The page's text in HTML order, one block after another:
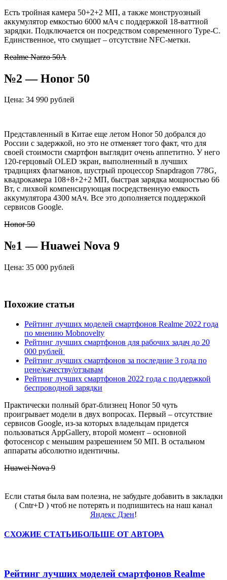
Есть тройная камера 50+2+2 МП, а также монструозный
аккумулятор емкостью 6000 мАч с поддержкой 18-ваттной
зарядки. Подключается он посредством современного Type-C.
Единственное, что смущает – отсутствие NFC-метки.
Realme Narzo 50A
№2 — Honor 50
Цена: 34 990 рублей
Представленный в Китае еще летом Honor 50 добрался до
России с задержкой, но это не отменяет того факт, что для
своей стоимости смартфон выглядит очень аппетитно. У него
120-герцовый OLED экран, выполненный в лучших
традициях флагманов, шустрый процессор Snapdragon 778G,
квадрокамера 108+8+2+2 МП, быстрая зарядка мощностью 66
Вт, с лихвой компенсирующая посредственную емкость
аккумулятора 4300 мАч. Все это дополняется поддержкой
сервисов Google.
Honor 50
№1 — Huawei Nova 9
Цена: 35 000 рублей
Похожие статьи
Рейтинг лучших моделей смартфонов Realme 2022 года
по мнению Mobnovelty
Рейтинг лучших смартфонов для рабочих задач до 20
000 рублей
Рейтинг лучших смартфонов за последние 3 года по
цене/качеству/отзывам
Рейтинг лучших смартфонов 2022 года с поддержкой
беспроводной зарядки
Практически полный брат-близнец Honor 50 чуть
проигрывает модели в двух вопросах. Первый – отсутствие
сервисов Google, из-за которых владельцам придется
пользоваться AppGallery, второй момент – основной
фотосенсор с меньшим разрешением 50 МП. В остальном
аппараты абсолютно идентичны.
Huawei Nova 9
Если статья была вам полезна, не забудьте добавить в закладки
( Cntr+D ) чтоб не потерять и подпишитесь на наш канал
Яндекс Дзен!
СХОЖИЕ СТАТЬИБОЛЬШЕ ОТ АВТОРА
Рейтинг лучших моделей смартфонов Realme